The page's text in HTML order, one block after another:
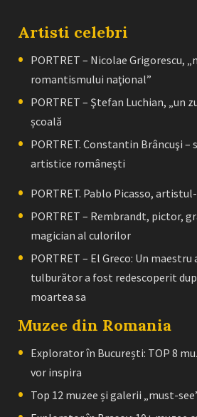
Artisti celebri
PORTRET – Nicolae Grigorescu,
romantismului naţional”
PORTRET – Ştefan Luchian, „un
școală
PORTRET. Constantin Brâncuşi
artistice româneşti
PORTRET. Pablo Picasso,
PORTRET – Rembrandt, pictor,
magician al culorilor
PORTRET – El Greco: Un
tulburător a fost redescoperit
moartea sa
Muzee din Romania
Explorator în București: TOP 8
vor inspira
Top 12 muzee și galerii „must-